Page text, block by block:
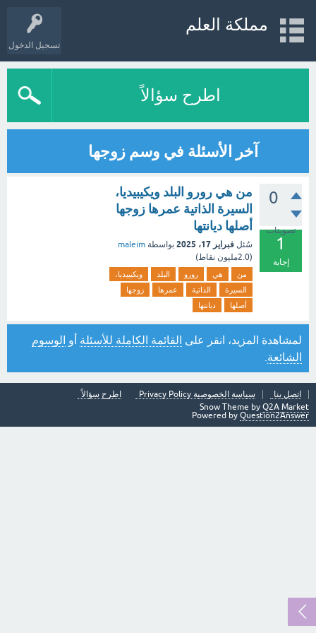
تسجيل الدخول
مملكة العلم
اطرح سؤالاً
آخر الأسئلة في وسم زوجها
0
تصويتات
1
إجابة
من هي رورو البلد ويكيبيديا،
السيرة الذاتية عمرها زوجها
أصلها ديانتها
سُئل فبراير 17، 2025 بواسطة maleim
(2.0مليون نقاط)
من هي رورو البلد
ويكيبيديا،
السيرة
الذاتية عمرها
زوجها
أصلها
ديانتها
لمشاهدة المزيد، انقر على القائمة الكاملة للأسئلة أو الوسوم
الشائعة
اتصل بنا سياسة الخصوصية Privacy Policy
اطرح سؤالاً
Snow Theme by Q2A Market
Powered by Question2Answer